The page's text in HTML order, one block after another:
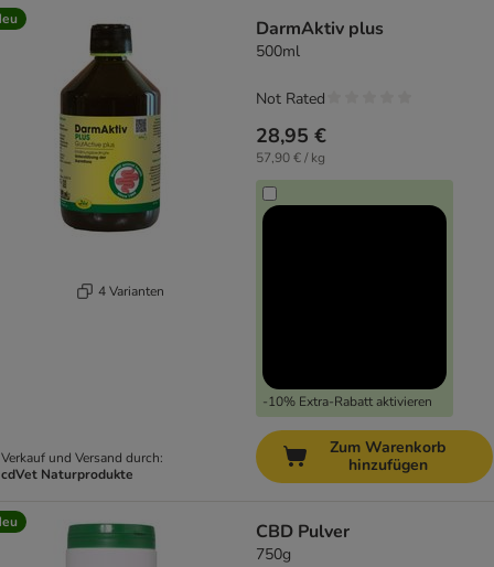
4 Varianten
Verkauf und Versand durch:
cdVet Naturprodukte
DarmAktiv plus
500ml
28,95 €
57,90 € / kg
-10% Extra-Rabatt aktivieren
Not Rated
Zum Warenkorb
hinzufügen
CBD Pulver
750g